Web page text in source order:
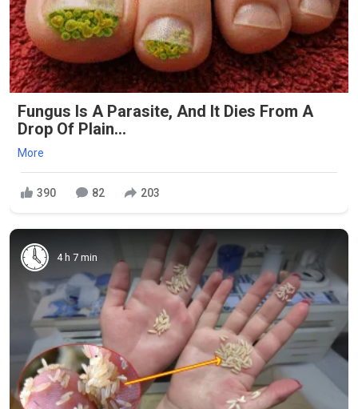
Fungus Is A Parasite, And It Dies From A
Drop Of Plain...
More
390 82 203
4 h 7 min